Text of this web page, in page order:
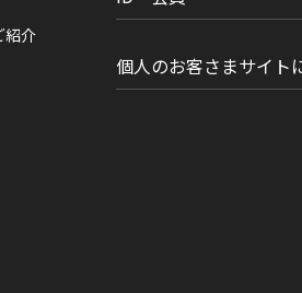
紹介
個人のお客さまサイト